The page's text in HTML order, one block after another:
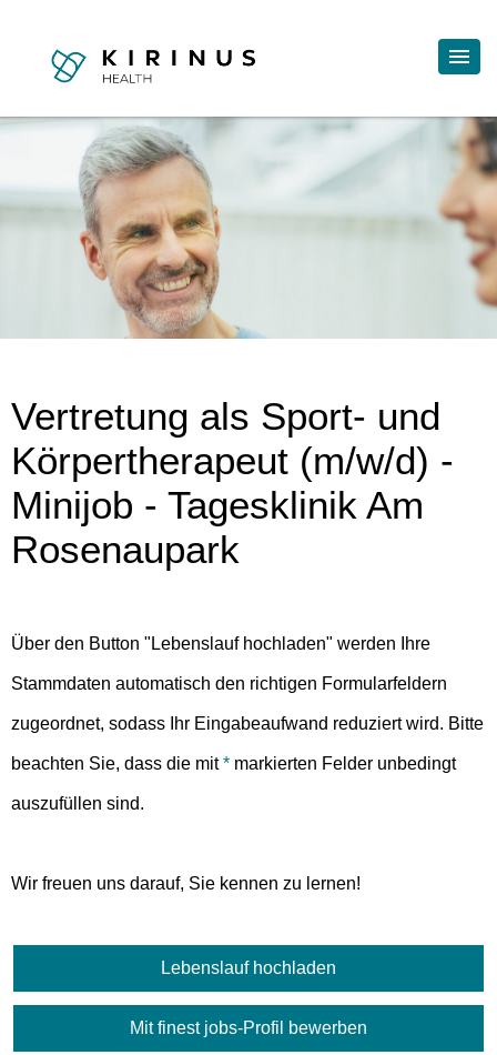
Vertretung als Sport- und
Körpertherapeut (m/w/d) -
Minijob - Tagesklinik Am
Rosenaupark
Über den Button "Lebenslauf hochladen" werden Ihre
Stammdaten automatisch den richtigen Formularfeldern
zugeordnet, sodass Ihr Eingabeaufwand reduziert wird. Bitte
beachten Sie, dass die mit* markierten Felder unbedingt
auszufüllen sind.
Wir freuen uns darauf, Sie kennen zu lernen!
Lebenslauf hochladen
Mit finest jobs-Profil bewerben